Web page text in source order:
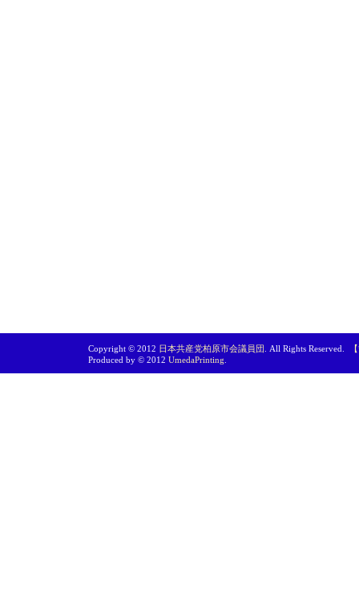
Copyright © 2012 日本共産党柏原市会議員団 . All Rights Reserved.
Produced by © 2012 UmedaPrinting